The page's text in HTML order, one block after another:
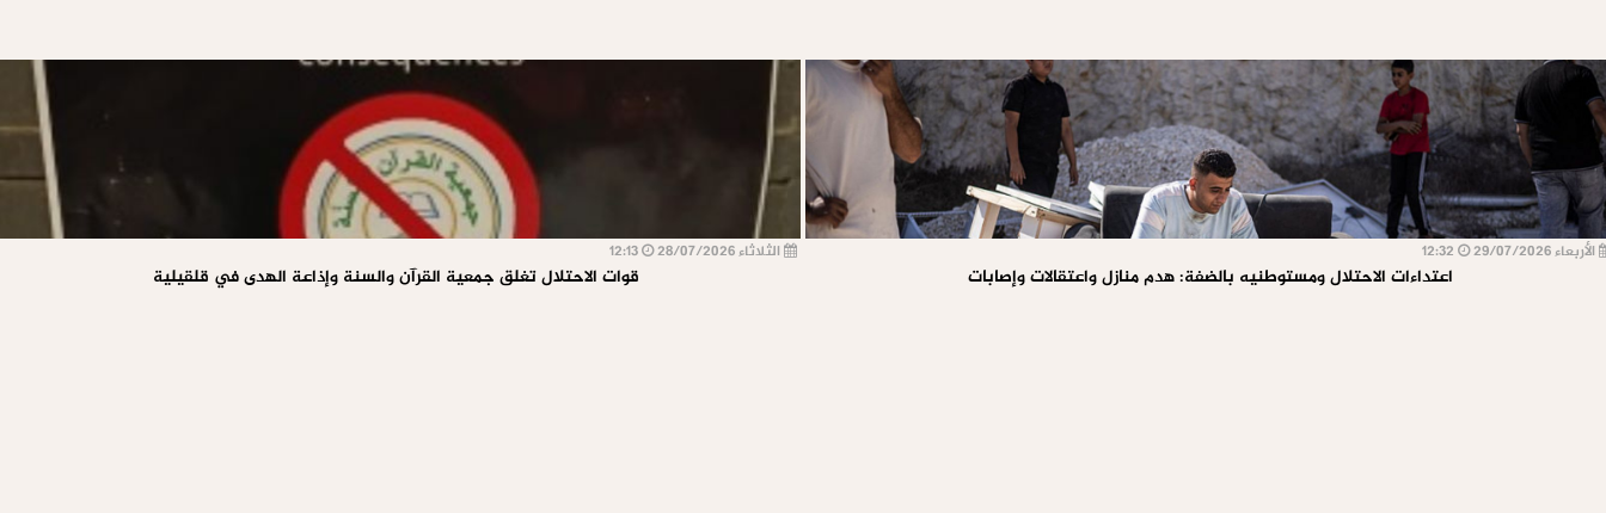
الأربعاء 29/07/2026
اعتداءات الاحتلال ومستوطنيه بالضفة: هدم منازل واعتقالات وإصابات
الثلاثاء 28/07/2026
قوات الاحتلال تغلق جمعية القرآن والسنة وإذاعة الهدى في قلقيلية